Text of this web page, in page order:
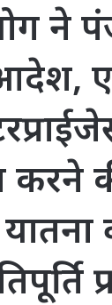
ने
आदेश,
करने